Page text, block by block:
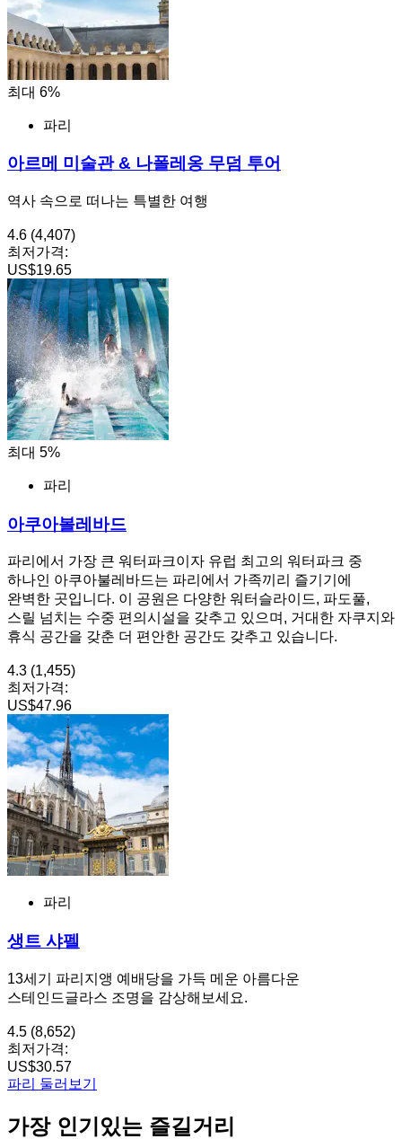
최대 6%
파리
아르메 미술관 & 나폴레옹 무덤 투어
역사 속으로 떠나는 특별한 여행
4.6 (4,407)
최저가격:
US$19.65
최대 5%
파리
아쿠아볼레바드
파리에서 가장 큰 워터파크이자 유럽 최고의 워터파크 중
하나인 아쿠아불레바드는 파리에서 가족끼리 즐기기에
완벽한 곳입니다. 이 공원은 다양한 워터슬라이드, 파도풀,
스릴 넘치는 수중 편의시설을 갖추고 있으며, 거대한 자쿠지와
휴식 공간을 갖춘 더 편안한 공간도 갖추고 있습니다.
4.3 (1,455)
최저가격:
US$47.96
파리
생트 샤펠
13세기 파리지앵 예배당을 가득 메운 아름다운
스테인드글라스 조명을 감상해보세요.
4.5 (8,652)
최저가격:
US$30.57
파리 둘러보기
가장 인기있는 즐길거리